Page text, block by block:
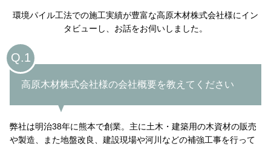
環境パイル工法での施工実績が豊富な高原木材株式会社様にイン
タビューし、お話をお伺いしました。
Q.1
高原木材株式会社様の会社概要を教えてください
弊社は明治38年に熊本で創業。主に土木・建築用の木資材の販売
や製造、また地盤改良、建設現場や河川などの補強工事を行って